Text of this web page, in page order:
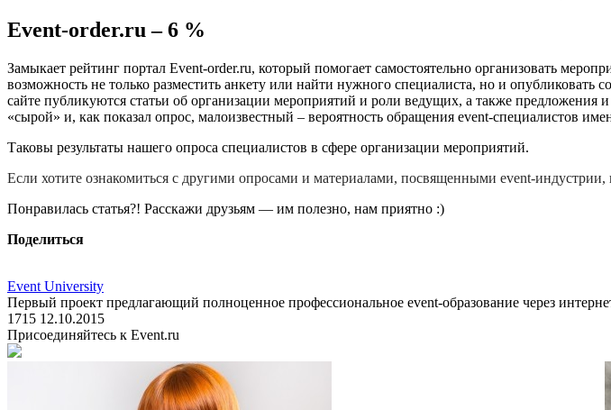
Event-order.ru – 6 %
Замыкает рейтинг портал Event-order.ru, который помогает самостоятельно организовать
возможность не только разместить анкету или найти нужного специалиста, но и
сайте публикуются статьи об организации мероприятий и роли ведущих, а также
«сырой» и, как показал опрос, малоизвестный – вероятность обращения event-специалистов
Таковы результаты нашего опроса специалистов в сфере организации мероприятий.
Если хотите ознакомиться с другими опросами и материалами, посвященными event-индустрии,
Понравилась статья?! Расскажи друзьям — им полезно, нам приятно :)
Поделиться
Event University
Первый проект предлагающий полноценное профессиональное event-образование через
1715 12.10.2015
Присоединяйтесь к Event.ru